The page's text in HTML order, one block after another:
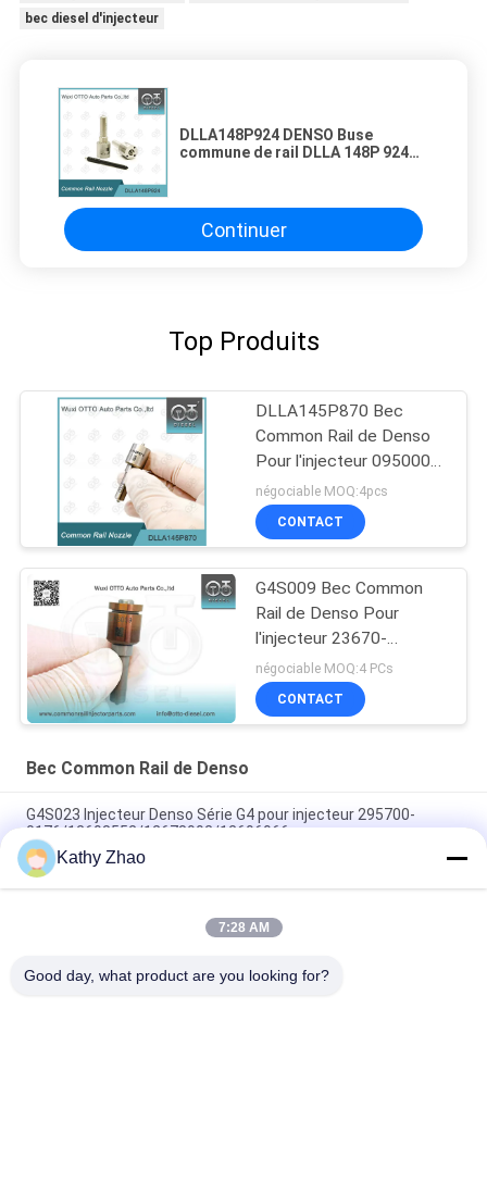
bec diesel d'injecteur
DLLA148P924 DENSO Buse
commune de rail DLLA 148P 924
Continuer
Top Produits
DLLA145P870 Bec
Common Rail de Denso
Pour l'injecteur 095000-
560# 1465A041
négociable MOQ:4pcs
CONTACT
G4S009 Bec Common
Rail de Denso Pour
l'injecteur 23670-
0E010/09420
négociable MOQ:4 PCs
CONTACT
Bec Common Rail de Denso
G4S023 Injecteur Denso Série G4 pour injecteur 295700-
0176/12698552/12678992/12696966
Gicleur de pompe à injection Common Rail Diesel G4S025 pour
injecteur Denso
Buse d'injection de carburant G4S018 pour injecteur de
Kathy Zhao
7:28 AM
Good day, what product are you looking for?